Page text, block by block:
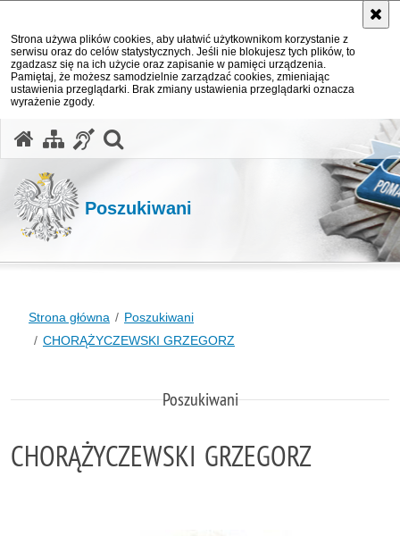
Strona używa plików cookies, aby ułatwić użytkownikom korzystanie z
serwisu oraz do celów statystycznych. Jeśli nie blokujesz tych plików, to
zgadzasz się na ich użycie oraz zapisanie w pamięci urządzenia.
Pamiętaj, że możesz samodzielnie zarządzać cookies, zmieniając
ustawienia przeglądarki. Brak zmiany ustawienia przeglądarki oznacza
wyrażenie zgody.
Poszukiwani
Strona główna
Poszukiwani
CHORĄŻYCZEWSKI GRZEGORZ
Poszukiwani
CHORĄŻYCZEWSKI GRZEGORZ